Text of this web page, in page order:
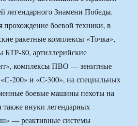
легендарного Знамени Победы.
прохождение боевой техники, в
ракетные комплексы «Точка»,
БТР-80, артиллерийские
комплексы ПВО — зенитные
200» и «С-300», на специальных
боевые машины пехоты на
также внуки легендарных
— реактивные системы